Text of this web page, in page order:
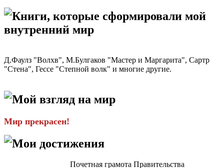
Книги, которые сформировали мой
внутренний мир
Д.Фаулз "Волхв", М.Булгаков "Мастер и Маргарита", Сартр
"Стена", Гессе "Степной волк" и многие другие.
Мой взгляд на мир
Мир прекрасен!
Мои достижения
Почетная грамота Правительства